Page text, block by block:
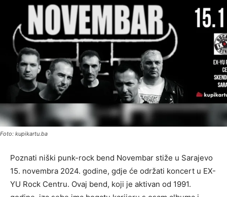
Foto: kupikartu.ba
Poznati niški punk-rock bend Novembar stiže u Sarajevo
15. novembra 2024. godine, gdje će održati koncert u EX-
YU Rock Centru. Ovaj bend, koji je aktivan od 1991.